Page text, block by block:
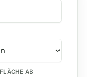
FLÄCHE AB